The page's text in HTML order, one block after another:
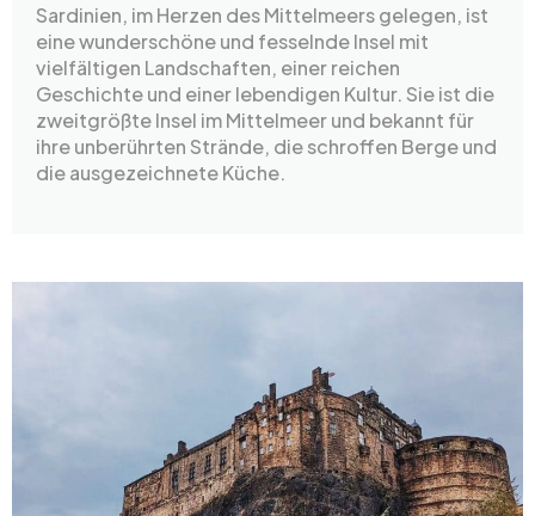
Sardinien, im Herzen des Mittelmeers gelegen, ist
eine wunderschöne und fesselnde Insel mit
vielfältigen Landschaften, einer reichen
Geschichte und einer lebendigen Kultur. Sie ist die
zweitgrößte Insel im Mittelmeer und bekannt für
ihre unberührten Strände, die schroffen Berge und
die ausgezeichnete Küche.